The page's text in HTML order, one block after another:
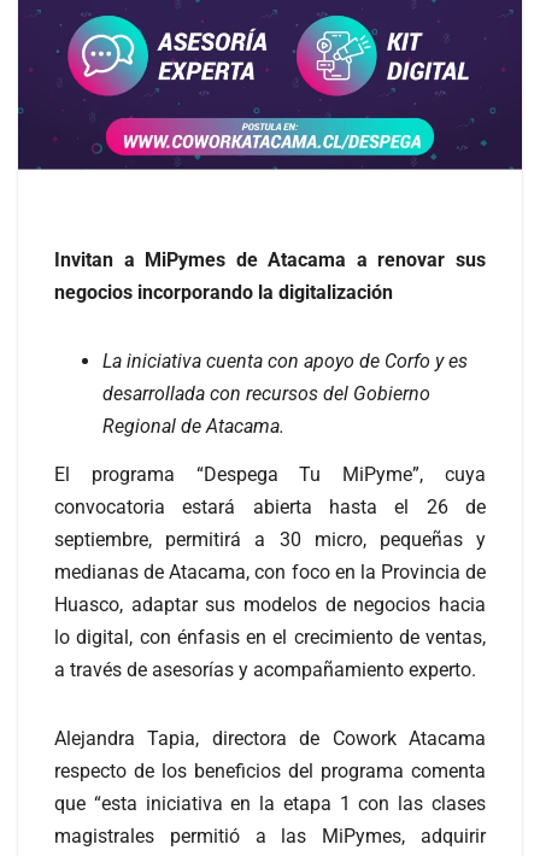
Invitan a MiPymes de Atacama a renovar sus
negocios incorporando la digitalización
La iniciativa cuenta con apoyo de Corfo y es
desarrollada con recursos del Gobierno
Regional de Atacama.
El programa “Despega Tu MiPyme”, cuya
convocatoria estará abierta hasta el 26 de
septiembre, permitirá a 30 micro, pequeñas y
medianas de Atacama, con foco en la Provincia de
Huasco, adaptar sus modelos de negocios hacia
lo digital, con énfasis en el crecimiento de ventas,
a través de asesorías y acompañamiento experto.
Alejandra Tapia, directora de Cowork Atacama
respecto de los beneficios del programa comenta
que “esta iniciativa en la etapa 1 con las clases
magistrales permitió a las MiPymes, adquirir